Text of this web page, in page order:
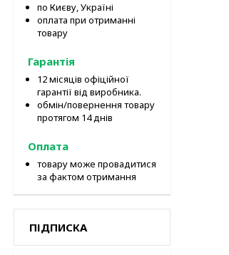
по Києву, Україні
оплата при отриманні
товару
Гарантія
12 місяців офіційної
гарантії від виробника.
обмін/повернення товару
протягом 14 днів
Оплата
товару може провадитися
за фактом отримання
ПІДПИСКА